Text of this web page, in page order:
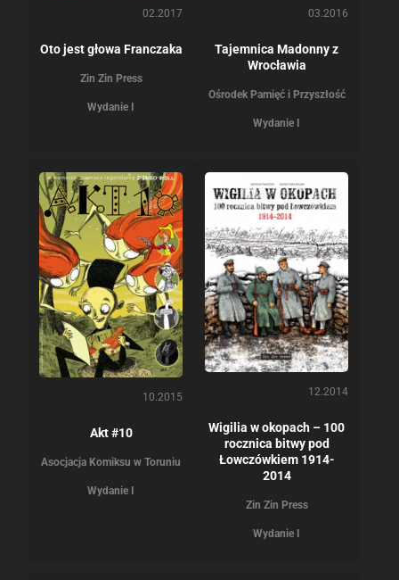
02.2017
Oto jest głowa Franczaka
Zin Zin Press
Wydanie I
03.2016
Tajemnica Madonny z
Wrocławia
Ośrodek Pamięć i Przyszłość
Wydanie I
10.2015
Akt #10
Asocjacja Komiksu w Toruniu
Wydanie I
12.2014
Wigilia w okopach – 100
rocznica bitwy pod
Łowczówkiem 1914-
2014
Zin Zin Press
Wydanie I